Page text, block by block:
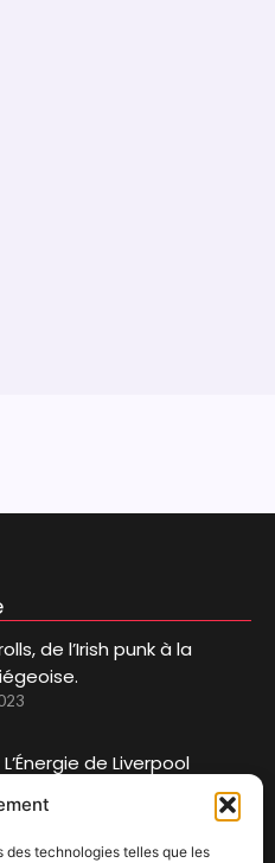
des technologies telles que les
de l’Irish punk à la
L’Énergie de Liverpool
2023